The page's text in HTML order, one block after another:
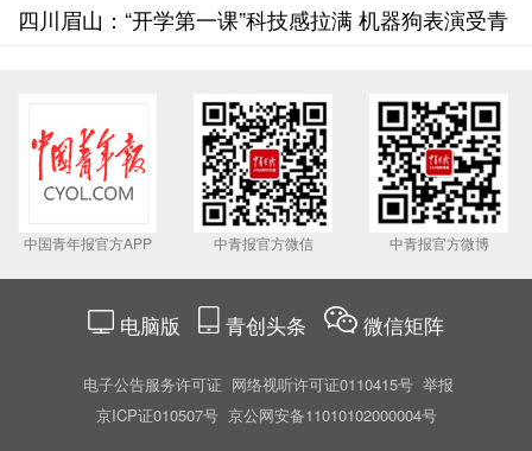
修库
四川眉山：“开学第一课”科技感拉满 机器狗表演受青
中国青年报官方APP 中青报官方微信 中青报官方微博
电脑版 青创头条 微信矩阵
电子公告服务许可证 网络视听许可证0110415号 举报
京ICP证010507号 京公网安备11010102000004号